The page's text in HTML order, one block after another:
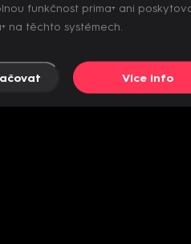
funkčnost prima+ ani
na těchto systémech.
Více info